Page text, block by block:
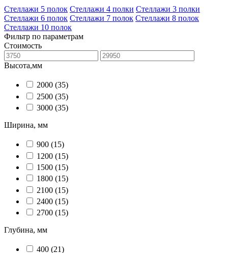
Стеллажи 5 полок Стеллажи 4 полки Стеллажи 3 полки
Стеллажи 6 полок Стеллажи 7 полок Стеллажи 8 полок
Стеллажи 10 полок
Фильтр по параметрам
Стоимость
Высота,мм
2000 (35)
2500 (35)
3000 (35)
Ширина, мм
900 (15)
1200 (15)
1500 (15)
1800 (15)
2100 (15)
2400 (15)
2700 (15)
Глубина, мм
400 (21)